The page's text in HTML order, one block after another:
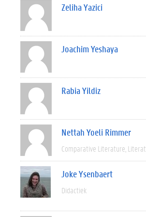
Zeliha Yazici
Joachim Yeshaya
Rabia Yildiz
Nettah Yoeli Rimmer
Comparative Literature
Joke Ysenbaert
Didactiek